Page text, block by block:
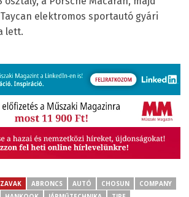
elektromos sportautó gyári
lett.
ABRONCS AUTÓ CHOSUN
COMPANY